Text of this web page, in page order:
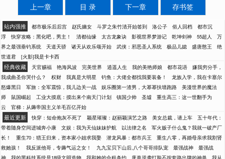
上一章 目 录 下一章 存书签
站内强推 都市极乐后后宫 赵氏嫡女 斗罗之朱竹清开始签到 洛公子 俗人回档
都市沉
浮
快穿攻略：黑化吧，男主！ 清都仙缘 太古龙象诀 影视世界梦游记 乾坤剑神 55超人
万
界之最强垂钓系统
天道天骄 诸天从欢乐颂开始 武侠：邪恶圣人系统 极品儿媳 盛唐憨王
绝
世道君
[火影]我是卡卡西
经典收藏 天官赐福 艳海风波 完美世界 逍遥人生 我的美艳师娘 都市花语
嫌我穷分手，
我成曲圣你哭什么？
权财 我真是大明星 钓鱼：大佬全都找我要装备！
龙族入学，我在卡塞尔
怒爆黑日
军旅：全军震惊，我儿边关一战 娱乐圈第一渣男，大幂幂扶墙跑路
美漫世界的魔法
师
鼠国崛起 工业大摸底：摸出来个南天门计划 镇国少帅 圣墟
重生高三：这一世翻手为
云
官梯：从薅帝国主义羊毛百亿开始
最近更新 快穿：短命炮灰不死了 颖星璀璨：赵丽颖演艺之路 美女总裁，请上车
五十年代：
带着随身空间进城奔小康
文娱：我为天仙妹妹护航 以法律之名
军火贩子什么鬼？我就一破产厂
长！
重生70：猎王归来，资本家小姐求我娶 潜龙风暴：都市兵王
重生八零，再婚母亲求我割肾
救她孩！
我反派他哥，专薅气运之女！ 九九宝贝下山后,八个哥哥排队宠 最强战神
最强战
神
我的黑科技系统是18级文明造物 我和她的合租条约 废兽逆袭打脸不按套路出牌的神兽 我从